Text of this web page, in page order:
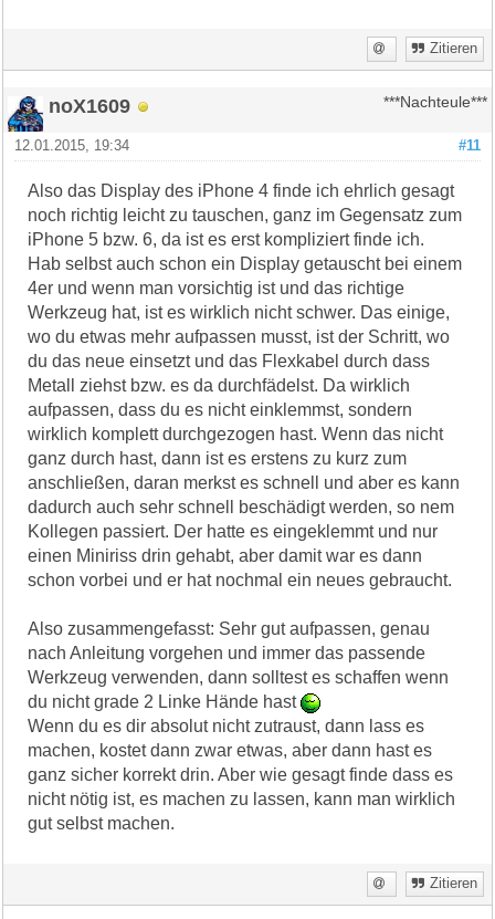
Zitieren
noX1609 ***Nachteule***
#11
12.01.2015, 19:34
Also das Display des iPhone 4 finde ich ehrlich gesagt
noch richtig leicht zu tauschen, ganz im Gegensatz zum
iPhone 5 bzw. 6, da ist es erst kompliziert finde ich.
Hab selbst auch schon ein Display getauscht bei einem
4er und wenn man vorsichtig ist und das richtige
Werkzeug hat, ist es wirklich nicht schwer. Das einige,
wo du etwas mehr aufpassen musst, ist der Schritt, wo
du das neue einsetzt und das Flexkabel durch dass
Metall ziehst bzw. es da durchfädelst. Da wirklich
aufpassen, dass du es nicht einklemmst, sondern
wirklich komplett durchgezogen hast. Wenn das nicht
ganz durch hast, dann ist es erstens zu kurz zum
anschließen, daran merkst es schnell und aber es kann
dadurch auch sehr schnell beschädigt werden, so nem
Kollegen passiert. Der hatte es eingeklemmt und nur
einen Miniriss drin gehabt, aber damit war es dann
schon vorbei und er hat nochmal ein neues gebraucht.
Also zusammengefasst: Sehr gut aufpassen, genau
nach Anleitung vorgehen und immer das passende
Werkzeug verwenden, dann solltest es schaffen wenn
du nicht grade 2 Linke Hände hast
Wenn du es dir absolut nicht zutraust, dann lass es
machen, kostet dann zwar etwas, aber dann hast es
ganz sicher korrekt drin. Aber wie gesagt finde dass es
nicht nötig ist, es machen zu lassen, kann man wirklich
gut selbst machen.
Zitieren